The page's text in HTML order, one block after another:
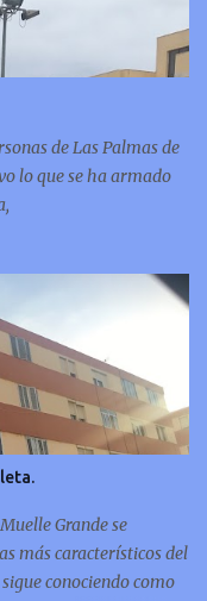
de Las Palmas de
lo que se ha armado
Grande se
más característicos del
conociendo como